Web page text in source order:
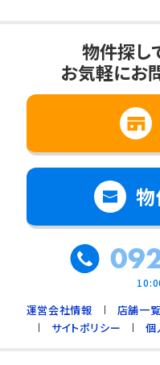
物件探し
お気軽にお
物
運営会社情報 店舗一覧
サイトポリシー
個